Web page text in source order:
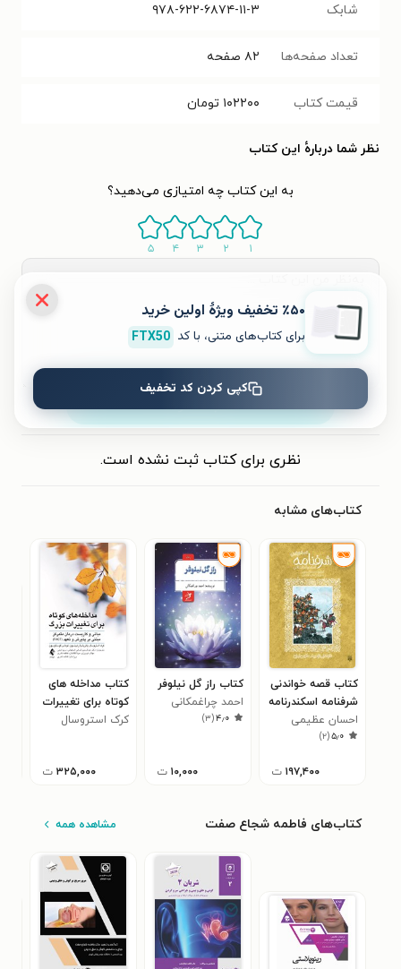
شابک ۹۷۸-۶۲۲-۶۸۷۴-۱۱-۳
تعداد صفحه‌ها ۸۲ صفحه
قیمت کتاب ۱۰۲۲۰۰ تومان
نظر شما دربارهٔ این کتاب
به این کتاب چه امتیازی می‌دهید؟
۱ ۲ ۳ ۴ ۵
ثبت نظر
نظری برای کتاب ثبت نشده است.
کتاب‌های مشابه
کتاب قصه خواندنی
شرفنامه اسکندرنامه
نظامی
احسان عظیمی
۵٫۰(۲)
۱۹۷,۴۰۰ ت
کتاب راز گل نیلوفر
احمد چراغمکانی
۴٫۰(۳)
۱۰,۰۰۰ ت
کتاب مداخله های
کوتاه برای تغییرات
بزرگ
کرک استروسال
۳۲۵,۰۰۰ ت
کتاب‌های فاطمه شجاع صفت مشاهده همه
٪۵۰ تخفیف ویژۀ اولین خرید
برای کتاب‌های متنی، با کد FTX50
کپی کردن کد تخفیف